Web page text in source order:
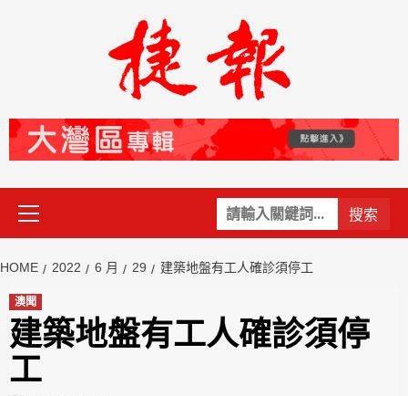
關
鍵
Primary
Menu
HOME 2022 6 月 29 建築地盤有工人確診須停工
澳聞
建築地盤有工人確診須停
工